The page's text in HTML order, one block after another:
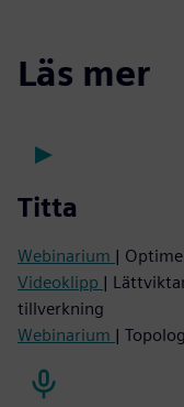
Läs mer
Titta
Webinarium |
Videoklipp |
tillverkning
Webinarium |